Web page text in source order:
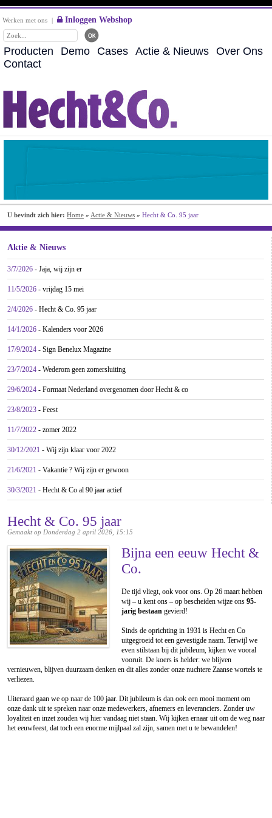
Werken met ons | Inloggen Webshop
Producten Demo Cases Actie & Nieuws Over Ons
Contact
U bevindt zich hier: Home » Actie & Nieuws » Hecht & Co. 95 jaar
Aktie & Nieuws
3/7/2026 - Jaja, wij zijn er
11/5/2026 - vrijdag 15 mei
2/4/2026 - Hecht & Co. 95 jaar
14/1/2026 - Kalenders voor 2026
17/9/2024 - Sign Benelux Magazine
23/7/2024 - Wederom geen zomersluiting
29/6/2024 - Formaat Nederland overgenomen door Hecht & co
23/8/2023 - Feest
11/7/2022 - zomer 2022
30/12/2021 - Wij zijn klaar voor 2022
21/6/2021 - Vakantie ? Wij zijn er gewoon
30/3/2021 - Hecht & Co al 90 jaar actief
Hecht & Co. 95 jaar
Gemaakt op Donderdag 2 april 2026, 15:15
Bijna een eeuw Hecht &
Co.
De tijd vliegt, ook voor ons. Op 26 maart hebben
wij – u kent ons – op bescheiden wijze ons 95-
jarig bestaan gevierd!
Sinds de oprichting in 1931 is Hecht en Co
uitgegroeid tot een gevestigde naam. Terwijl we
even stilstaan bij dit jubileum, kijken we vooral
vooruit. De koers is helder: we blijven
vernieuwen, blijven duurzaam denken en dit alles zonder onze nuchtere Zaanse wortels te
verliezen.
Uiteraard gaan we op naar de 100 jaar. Dit jubileum is dan ook een mooi moment om
onze dank uit te spreken naar onze medewerkers, afnemers en leveranciers. Zonder uw
loyaliteit en inzet zouden wij hier vandaag niet staan. Wij kijken ernaar uit om de weg naar
het eeuwfeest, dat toch een enorme mijlpaal zal zijn, samen met u te bewandelen!